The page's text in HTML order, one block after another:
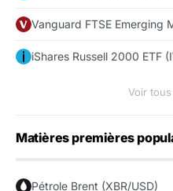
Vanguard FTSE Emerging
iShares Russell 2000 ETF
Voir
Matières premières
Pétrole Brent (XBR/USD)